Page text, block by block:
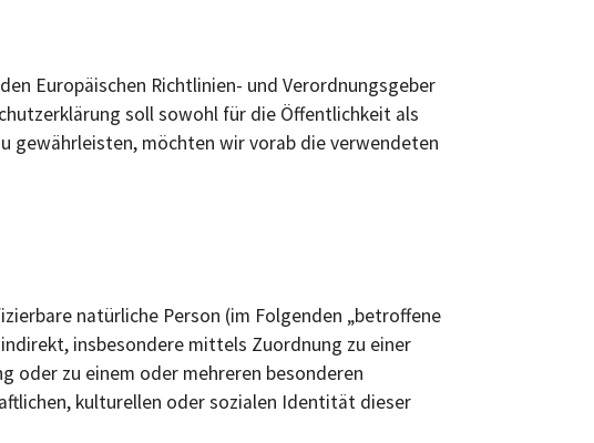
Europäischen Richtlinien- und Verordnungsgeber
soll sowohl für die Öffentlichkeit als
gewährleisten, möchten wir vorab die verwendeten
natürliche Person (im Folgenden „betroffene
insbesondere mittels Zuordnung zu einer
oder zu einem oder mehreren besonderen
kulturellen oder sozialen Identität dieser